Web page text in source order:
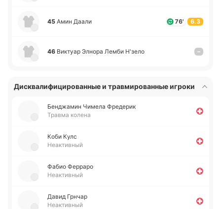
45 Амин Даали 76' 6.3
46 Ви­ктуар Элнора Лемби Н'зело –
Дисквалифицированные и травмированные игроки
Бе­нджа­мин Чимела Фре­де­рик
Травма колена
Коби Кулс
Неактивный
Фабио Фе­рра­ро
Неактивный
Давид Грнчар
Неактивный